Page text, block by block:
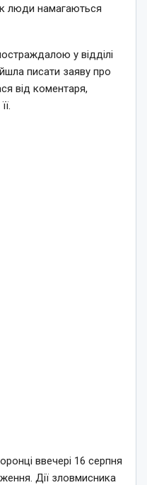
люди намагаються
у відділі
писати заяву про
від коментаря,
ввечері 16 серпня
Дії зловмисника